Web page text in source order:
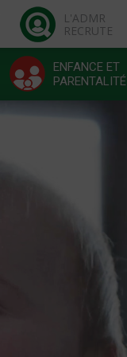
L'ADMR
RECRUTE
ENFANCE ET
PARENTALITÉ